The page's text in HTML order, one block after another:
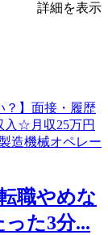
詳細を表示
職やめな
た3分...